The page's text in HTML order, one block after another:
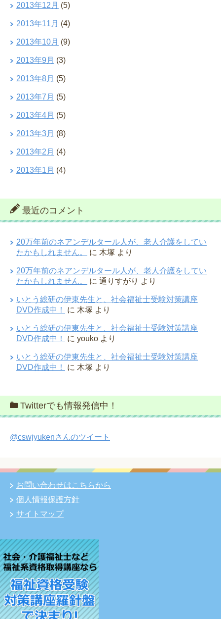
2013年12月 (5)
2013年11月 (4)
2013年10月 (9)
2013年9月 (3)
2013年8月 (5)
2013年7月 (5)
2013年4月 (5)
2013年3月 (8)
2013年2月 (4)
2013年1月 (4)
最近のコメント
20万年前のネアンデルタール人が、老人介護をしてい
たかもしれません。
に 木塚 より
20万年前のネアンデルタール人が、老人介護をしてい
たかもしれません。
に 通りすがり より
いとう総研の伊東先生と、社会福祉士受験対策講座
DVD作成中！
に 木塚 より
いとう総研の伊東先生と、社会福祉士受験対策講座
DVD作成中！
に youko より
いとう総研の伊東先生と、社会福祉士受験対策講座
DVD作成中！
に 木塚 より
Twitterでも情報発信中！
@cswjyukenさんのツイート
お問い合わせはこちらから
個人情報保護方針
サイトマップ